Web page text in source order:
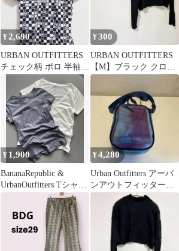
¥2,690
URBAN OUTFITTERS
チェック柄 ポロ 半袖
ワンピース 【XS】
¥300
URBAN OUTFITTERS
【M】ブラック クロッ
プドニット
¥ 1,900
BananaRepublic &
UrbanOutfitters Tシャツ
¥4,280
Urban Outfitters アーバ
ンアウトフィッターズ
サコッシュ サコシュ